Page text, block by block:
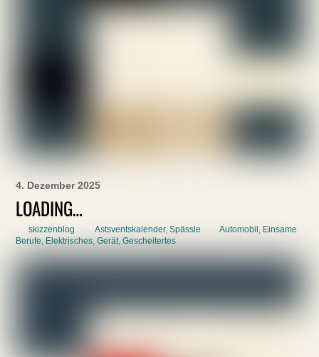
4. Dezember 2025
LOADING…
skizzenblog Astsventskalender,Spässle Automobil , Einsame
Berufe, Elektrisches,Gerät,Gescheitertes